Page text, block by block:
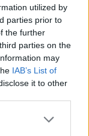
utilized by
parties prior to
the further
parties on the
may
IAB’s List of
it to other
more Google
news